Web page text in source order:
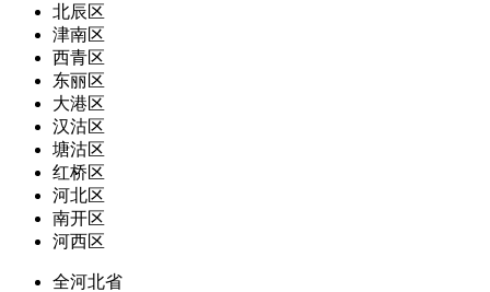
北辰区
津南区
西青区
东丽区
大港区
汉沽区
塘沽区
红桥区
河北区
南开区
河西区
全河北省